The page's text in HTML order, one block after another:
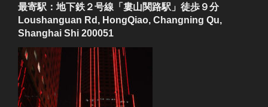
最寄駅：地下鉄２号線「婁山関路駅」徒歩９分
Loushanguan Rd, HongQiao, Changning Qu,
Shanghai Shi 200051